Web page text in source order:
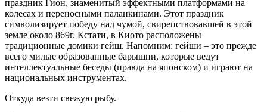
праздник Гион, знаменитый эффектными платформами на
колесах и переносными паланкинами. Этот праздник
символизирует победу над чумой, свирепствовавшей в этой
земле около 869г. Кстати, в Киото расположены
традиционные домики гейш. Напомним: гейши – это прежде
всего милые образованные барышни, которые ведут
интеллектуальные беседы (правда на японском) и играют на
национальных инструментах.
Откуда везти свежую рыбу.